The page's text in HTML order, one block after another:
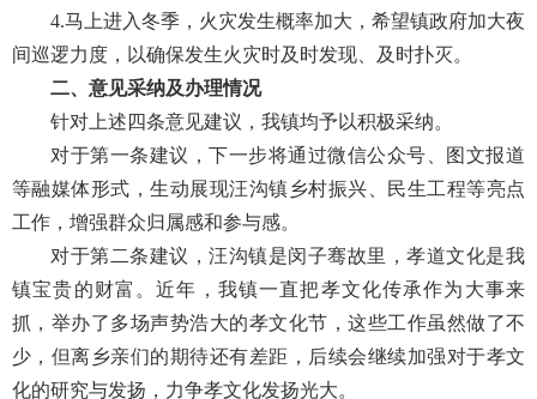
4.马上进入冬季，火灾发生概率加大，希望镇政府加大夜
间巡逻力度，以确保发生火灾时及时发现、及时扑灭。
二、意见采纳及办理情况
针对上述四条意见建议，我镇均予以积极采纳。
对于第一条建议，下一步将通过微信公众号、图文报道
等融媒体形式，生动展现汪沟镇乡村振兴、民生工程等亮点
工作，增强群众归属感和参与感。
对于第二条建议，汪沟镇是闵子骞故里，孝道文化是我
镇宝贵的财富。近年，我镇一直把孝文化传承作为大事来
抓，举办了多场声势浩大的孝文化节，这些工作虽然做了不
少，但离乡亲们的期待还有差距，后续会继续加强对于孝文
化的研究与发扬，力争孝文化发扬光大。